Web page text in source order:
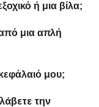
ή μια βίλα;
μια απλή
μου;
την